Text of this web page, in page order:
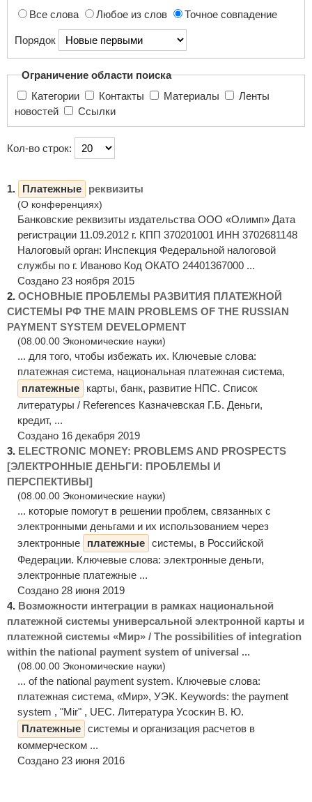
Все слова
Любое из слов Точное совпадение
Порядок
Ограничение области поиска
Категории
Контакты Материалы
новостей
Ссылки
Кол-во строк:
1. Платежные реквизиты
(О конференциях)
Банковские реквизиты издательства ООО «Олимп» Дата
регистрации 11.09.2012 г. КПП 370201001 ИНН 3702681148
Налоговый орган: Инспекция Федеральной налоговой
службы по г. Иваново Код ОКАТО 24401367000 ...
Создано 23 ноября 2015
2. ОСНОВНЫЕ ПРОБЛЕМЫ РАЗВИТИЯ ПЛАТЕЖНОЙ
СИСТЕМЫ РФ THE MAIN PROBLEMS OF THE RUSSIAN
PAYMENT SYSTEM DEVELOPMENT
(08.00.00 Экономические науки)
... для того, чтобы избежать их. Ключевые слова:
платежная система, национальная платежная система,
платежные
карты, банк, развитие НПС. Список
литературы / References Казначевская Г.Б. Деньги,
кредит, ...
Создано 16 декабря 2019
3. ELECTRONIC MONEY: PROBLEMS AND PROSPECTS
[ЭЛЕКТРОННЫЕ ДЕНЬГИ: ПРОБЛЕМЫ И
ПЕРСПЕКТИВЫ]
(08.00.00 Экономические науки)
... которые помогут в решении проблем, связанных с
электронными деньгами и их использованием через
электронные
платежные системы, в Российской
Федерации. Ключевые слова: электронные деньги,
электронные платежные ...
Создано 28 июня 2019
4. Возможности интеграции в рамках национальной
платежной системы универсальной электронной карты и
платежной системы «Мир» / The possibilities of integration
within the national payment system of universal ...
(08.00.00 Экономические науки)
... of the national payment system. Ключевые слова:
платежная система, «Мир», УЭК. Keywords: the payment
system , "Mir" , UEC. Литература Усоскин В. Ю.
Платежные системы и организация расчетов в
коммерческом ...
Создано 23 июня 2016